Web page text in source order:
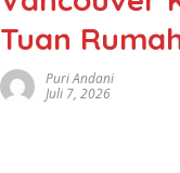
Tuan
Puri Andani
Juli 7, 2026